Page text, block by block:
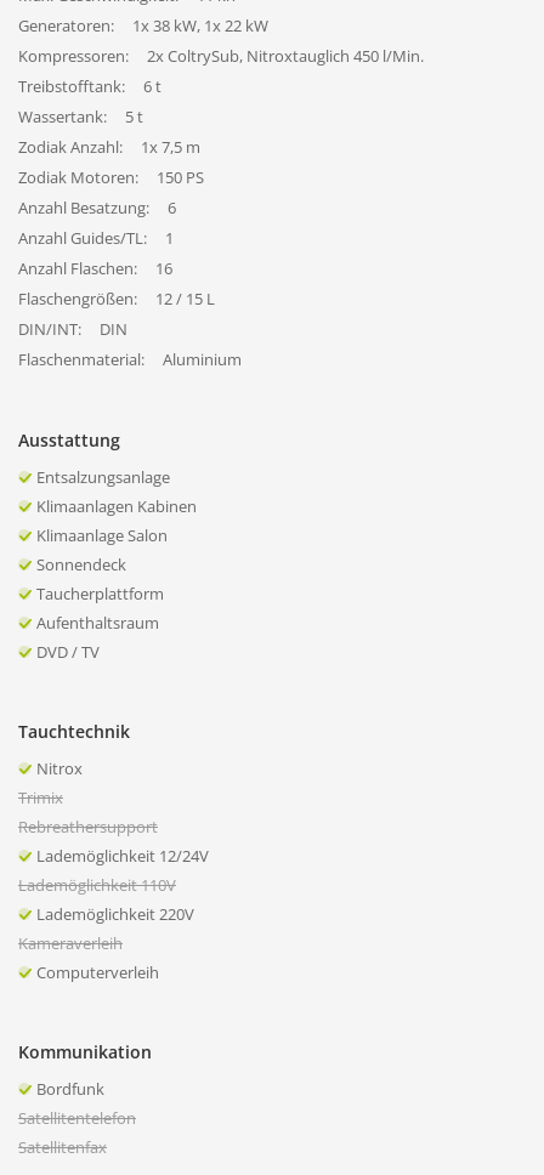
Generatoren:
1x 38 kW, 1x 22 kW
Kompressoren:
2x ColtrySub, Nitroxtauglich 450 l/Min.
Treibstofftank:
6 t
Wassertank:
5 t
Zodiak Anzahl:
1x 7,5 m
Zodiak Motoren:
150 PS
Anzahl Besatzung:
6
Anzahl Guides/TL:
1
Anzahl Flaschen:
16
Flaschengrößen:
12 / 15 L
DIN/INT:
DIN
Flaschenmaterial:
Aluminium
Ausstattung
Entsalzungsanlage
Klimaanlagen Kabinen
Klimaanlage Salon
Sonnendeck
Taucherplattform
Aufenthaltsraum
DVD / TV
Tauchtechnik
Nitrox
Trimix
Rebreathersupport
Lademöglichkeit 12/24V
Lademöglichkeit 110V
Lademöglichkeit 220V
Kameraverleih
Computerverleih
Kommunikation
Bordfunk
Satellitentelefon
Satellitenfax